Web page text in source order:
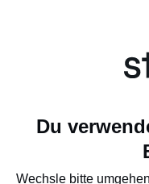
Du
Wechsle bitte